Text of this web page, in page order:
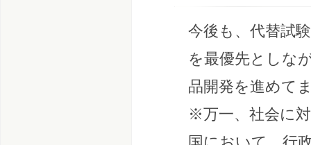
今後も、代替試
を最優先としな
品開発を進めて
※万一、社会に